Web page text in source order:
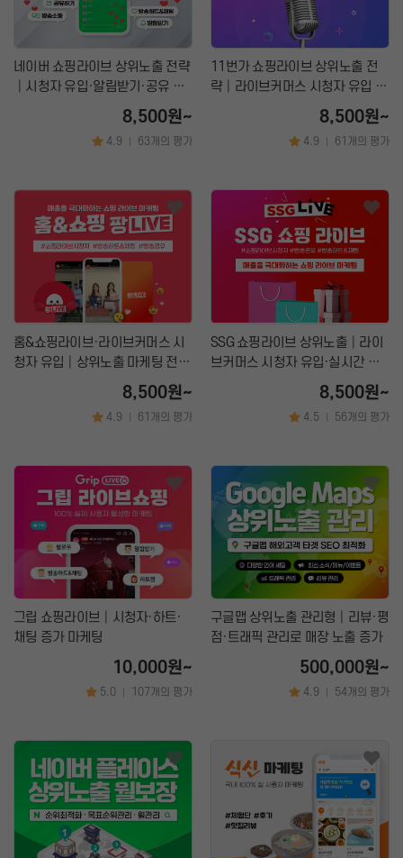
네이버 쇼핑라이브 상위노출 전략
│시청자 유입·알림받기·공유 마
8,500원~
4.9 63개의 평가
11번가 쇼핑라이브 상위노출 전
략│라이브커머스 시청자 유입 마
8,500원~
4.9 61개의 평가
홈&쇼핑라이브·라이브커머스 시
청자 유입│상위노출 마케팅 전문
8,500원~
4.9 61개의 평가
SSG 쇼핑라이브 상위노출│라이
브커머스 시청자 유입·실시간 트
8,500원~
4.5 56개의 평가
그립 쇼핑라이브│시청자·하트·
채팅 증가 마케팅
10,000원~
5.0 107개의 평가
구글맵 상위노출 관리형│리뷰·평
점·트래픽 관리로 매장 노출 증가
500,000원~
4.9 54개의 평가